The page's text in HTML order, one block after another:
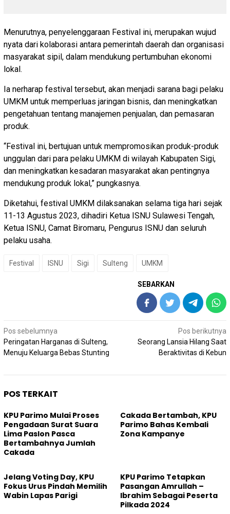
Menurutnya, penyelenggaraan Festival ini, merupakan wujud
nyata dari kolaborasi antara pemerintah daerah dan organisasi
masyarakat sipil, dalam mendukung pertumbuhan ekonomi
lokal.
Ia nerharap festival tersebut, akan menjadi sarana bagi pelaku
UMKM untuk memperluas jaringan bisnis, dan meningkatkan
pengetahuan tentang manajemen penjualan, dan pemasaran
produk.
“Festival ini, bertujuan untuk mempromosikan produk-produk
unggulan dari para pelaku UMKM di wilayah Kabupaten Sigi,
dan meningkatkan kesadaran masyarakat akan pentingnya
mendukung produk lokal,” pungkasnya.
Diketahui, festival UMKM dilaksanakan selama tiga hari sejak
11-13 Agustus 2023, dihadiri Ketua ISNU Sulawesi Tengah,
Ketua ISNU, Camat Biromaru, Pengurus ISNU dan seluruh
pelaku usaha.
Festival ISNU Sigi Sulteng UMKM
SEBARKAN
Navigasi
pos
Pos sebelumnya
Peringatan Harganas di Sulteng,
Menuju Keluarga Bebas Stunting
Pos berikutnya
Seorang Lansia Hilang Saat
Beraktivitas di Kebun
POS TERKAIT
KPU Parimo Mulai Proses
Pengadaan Surat Suara
Lima Paslon Pasca
Bertambahnya Jumlah
Cakada
Cakada Bertambah, KPU
Parimo Bahas Kembali
Zona Kampanye
Jelang Voting Day, KPU
Fokus Urus Pindah Memilih
Wabin Lapas Parigi
KPU Parimo Tetapkan
Pasangan Amrullah –
Ibrahim Sebagai Peserta
Pilkada 2024